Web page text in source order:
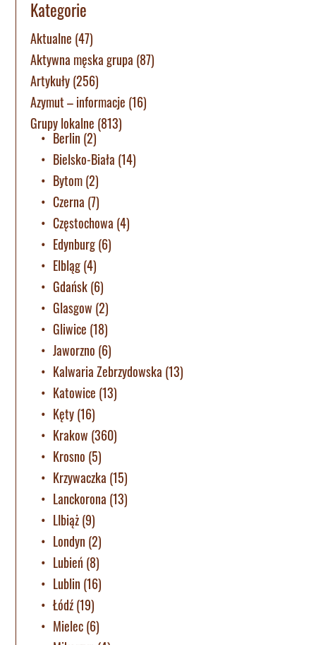
Kategorie
Aktualne (47)
Aktywna męska grupa (87)
Artykuły(256)
Azymut – informacje (16)
Grupy lokalne (813)
Berlin (2)
Bielsko-Biała (14)
Bytom(2)
Czerna (7)
Częstochowa (4)
Edynburg(6)
Elbląg(4)
Gdańsk(6)
Glasgow (2)
Gliwice (18)
Jaworzno (6)
Kalwaria Zebrzydowska (13)
Katowice (13)
Kęty(16)
Krakow (360)
Krosno (5)
Krzywaczka (15)
Lanckorona (13)
LIbiąż(9)
Londyn (2)
Lubień (8)
Lublin (16)
Łódź(19)
Mielec(6)